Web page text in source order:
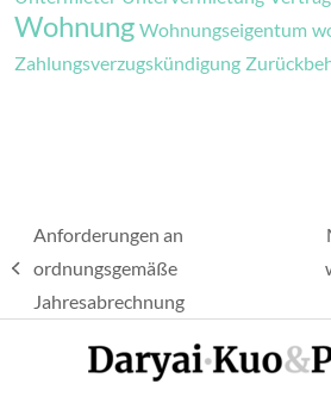
Wohnung Wohnungseigentum
Zahlungsverzugskündigung
vorheriger
Beitrag:
Anforderungen an
ordnungsgemäße
Jahresabrechnung